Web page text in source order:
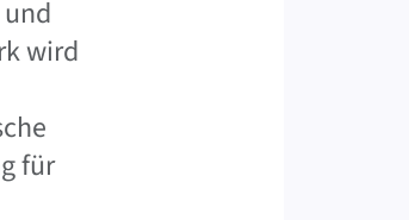
wird
für